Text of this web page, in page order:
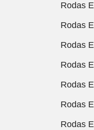
Rodas
Rodas
Rodas
Rodas
Rodas
Rodas
Rodas